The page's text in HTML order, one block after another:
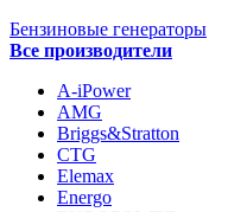
Бензиновые генераторы
Все производители
A-iPower
AMG
Briggs&Stratton
CTG
Elemax
Energo